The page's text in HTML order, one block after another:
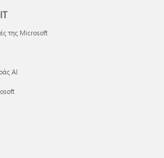
της Microsoft
AI